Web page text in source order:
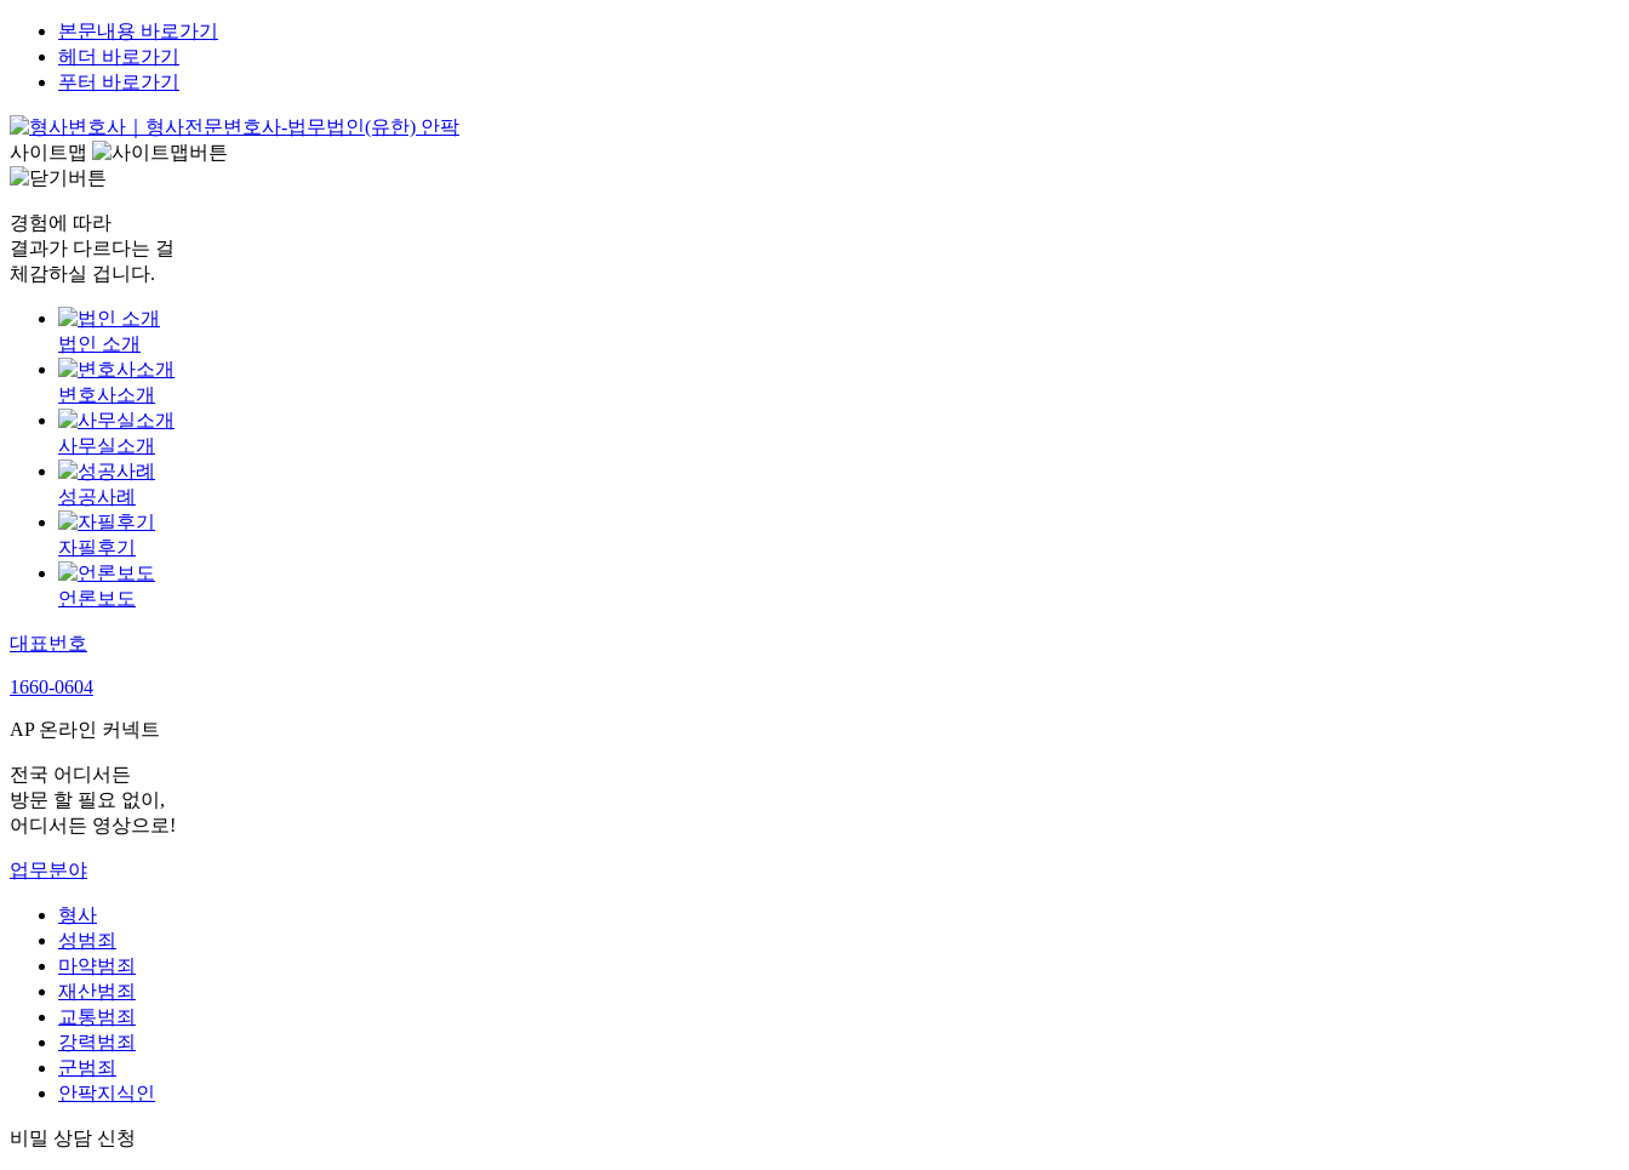
본문내용 바로가기
헤더 바로가기
푸터 바로가기
사이트맵
경험에 따라
결과가 다르다는 걸
체감하실 겁니다.
법인 소개
변호사소개
사무실소개
성공사례
자필후기
언론보도
대표번호
1660-0604
AP 온라인 커넥트
전국 어디서든
방문 할 필요 없이,
어디서든 영상으로!
업무분야
형사
성범죄
마약범죄
재산범죄
교통범죄
강력범죄
군범죄
안팍지식인
비밀 상담 신청